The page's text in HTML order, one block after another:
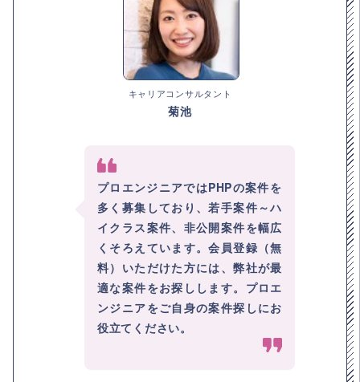
キャリアコンサルタント
菊池
プロエンジニアではPHPの案件を
多く募集しており、若手案件～ハ
イクラス案件、非公開案件を幅広
くそろえています。会員登録（無
料）いただけた方には、弊社が最
適な案件をお探しします。プロエ
ンジニアをご自身の案件探しにお
役立てください。